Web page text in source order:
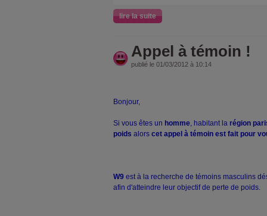
lire la suite
Appel à témoin !
publié le 01/03/2012 à 10:14
Bonjour,
Si vous êtes un homme, habitant la région
poids alors cet appel à témoin est fait pour
W9 est à la recherche de témoins masculins
afin d'atteindre leur objectif de perte de poids.